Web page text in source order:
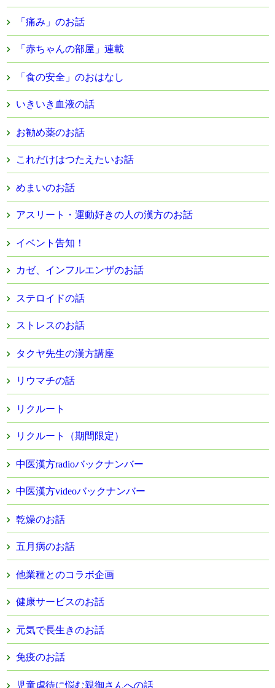
「痛み」のお話
「赤ちゃんの部屋」連載
「食の安全」のおはなし
いきいき血液の話
お勧め薬のお話
これだけはつたえたいお話
めまいのお話
アスリート・運動好きの人の漢方のお話
イベント告知！
カゼ、インフルエンザのお話
ステロイドの話
ストレスのお話
タクヤ先生の漢方講座
リウマチの話
リクルート
リクルート（期間限定）
中医漢方radioバックナンバー
中医漢方videoバックナンバー
乾燥のお話
五月病のお話
他業種とのコラボ企画
健康サービスのお話
元気で長生きのお話
免疫のお話
児童虐待に悩む親御さんへの話